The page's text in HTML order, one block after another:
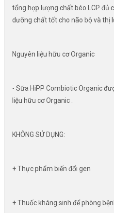
tổng hợp lượng chất béo LCP đủ
dưỡng chất tốt cho não bộ và thị
Nguyên liệu hữu cơ Organic
- Sữa HiPP Combiotic Organic
liệu hữu cơ Organic .
KHÔNG SỬ DỤNG:
+ Thực phẩm biến đổi gen
+ Thuốc kháng sinh để phòng